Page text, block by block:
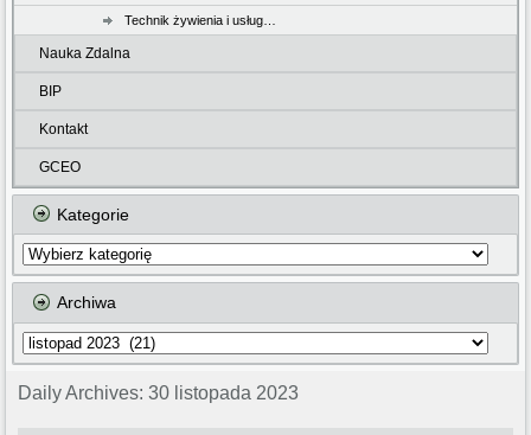
Technik żywienia i usług…
Nauka Zdalna
BIP
Kontakt
GCEO
Kategorie
Kategorie
Archiwa
Archiwa
Daily Archives:30 listopada 2023